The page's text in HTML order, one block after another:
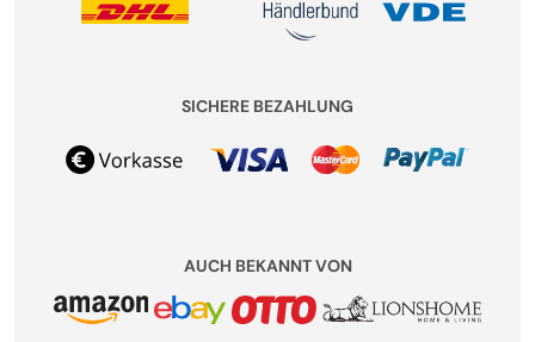
SICHERE BEZAHLUNG
AUCH BEKANNT VON